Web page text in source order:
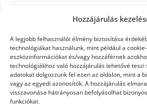
Hozzájárulás
A legjobb felhasználói élmény biztosítása
technológiákat használunk, mint például a
eszközinformációkat és/vagy hozzáférnek
technológiákhoz való hozzájárulás lehetővé teszi
adatokat dolgozzunk fel ezen az oldalon, mint a
vagy az egyedi azonosítók. A hozzájárulás
visszavonása hátrányosan befolyásolhat
funkciókat.
Ingatlan
Művészetek és szórakozás
Múzeumok
Szolgáltatás